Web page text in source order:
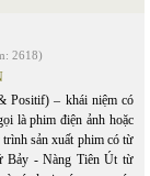
2618)
Positif) – khái niệm có
là phim điện ảnh hoặc
sản xuất phim có từ
Bảy - Nàng Tiên Út từ